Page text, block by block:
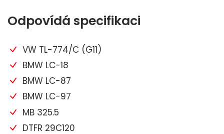
Odpovídá specifikaci
VW TL-774/C (G11)
BMW LC-18
BMW LC-87
BMW LC-97
MB 325.5
DTFR 29C120